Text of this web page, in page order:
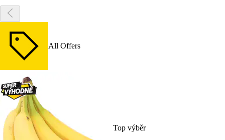
All Offers
Top výběr